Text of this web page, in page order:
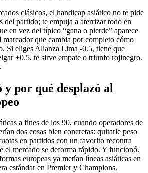
clásicos, el handicap asiático no te pide
del partido; te empuja a aterrizar todo en
en vez del típico “gana o pierde” aparece
marcador que cambia por completo cómo
Si eliges Alianza Lima -0.5, tiene que
+0.5, te sirve empate o triunfo rojinegro.
y por qué desplazó al
a fines de los 90, cuando operadores de
dos cosas bien concretas: quitarle peso
en partidos con un favorito recontra
el mercado se deforma rápido. Y funcionó.
europeas ya metían líneas asiáticas en
estándar en Premier y Champions.